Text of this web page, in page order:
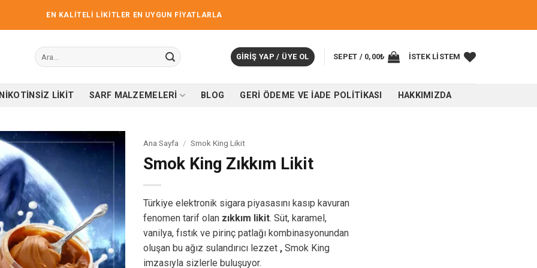
EN KALİTELİ LİKİTLER EN UYGUN FİYATLARLA
Ara:
GIRIŞ YAP / ÜYE OL SEPET / 0,00₺ İSTEK LISTEM
NIKOTINSIZ LIKIT SARF MALZEMELERI BLOG GERI ÖDEME VE İADE POLITIKASI HAKKIMIZDA
İstek
ekle
Ana Sayfa / Smok King Likit
Smok King Zıkkım Likit
Türkiye elektronik sigara piyasasını kasıp kavuran
fenomen tarif olan zıkkım likit. Süt, karamel,
vanilya, fıstık ve pirinç patlağı kombinasyonundan
oluşan bu ağız sulandırıcı lezzet , Smok King
imzasıyla sizlerle buluşuyor.